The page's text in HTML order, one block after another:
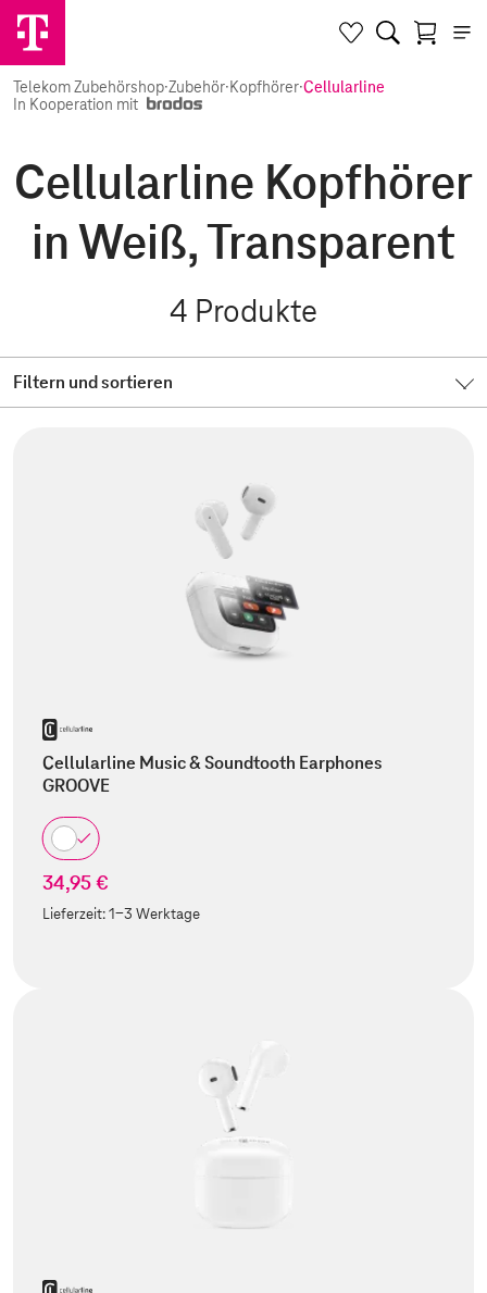
Telekom Zubehörshop·Zubehör·Kopfhörer·Cellularline
In Kooperation mit
Cellularline Kopfhörer
in Weiß, Transparent
4 Produkte
Filtern und sortieren
Cellularline Music & Soundtooth Earphones
GROOVE
34,95 €
Lieferzeit:1-3 Werktage